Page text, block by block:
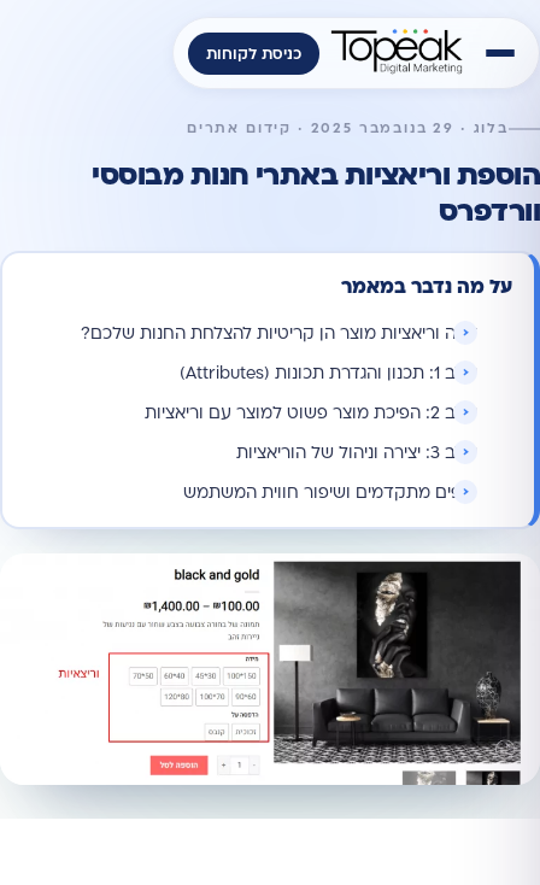
כניסת לקוחות
בלוג · 29 בנובמבר 2025 · קידום אתרים
הוספת וריאציות באתרי חנות מבוססי
וורדפרס
על מה נדבר במאמר
למה וריאציות מוצר הן קריטיות להצלחת החנות שלכם?
שלב 1: תכנון והגדרת תכונות (Attributes)
שלב 2: הפיכת מוצר פשוט למוצר עם וריאציות
שלב 3: יצירה וניהול של הוריאציות
טיפים מתקדמים ושיפור חווית המשתמש